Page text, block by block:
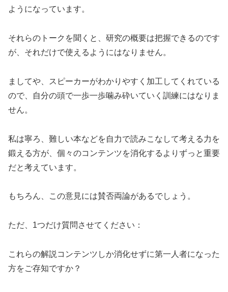
ようになっています。
それらのトークを聞くと、研究の概要は把握できるのです
が、それだけで使えるようにはなりません。
ましてや、スピーカーがわかりやすく加工してくれている
ので、自分の頭で一歩一歩噛み砕いていく訓練にはなりま
せん。
私は寧ろ、難しい本などを自力で読みこなして考える力を
鍛える方が、個々のコンテンツを消化するよりずっと重要
だと考えています。
もちろん、この意見には賛否両論があるでしょう。
ただ、1つだけ質問させてください：
これらの解説コンテンツしか消化せずに第一人者になった
方をご存知ですか？